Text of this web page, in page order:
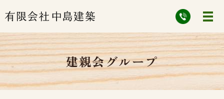
建親会グループ